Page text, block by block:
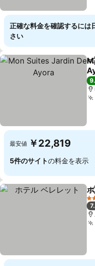
正確な料金を確認するには
さい
最安値 ￥22,819
5件のサイトの料金を表示
シ
3